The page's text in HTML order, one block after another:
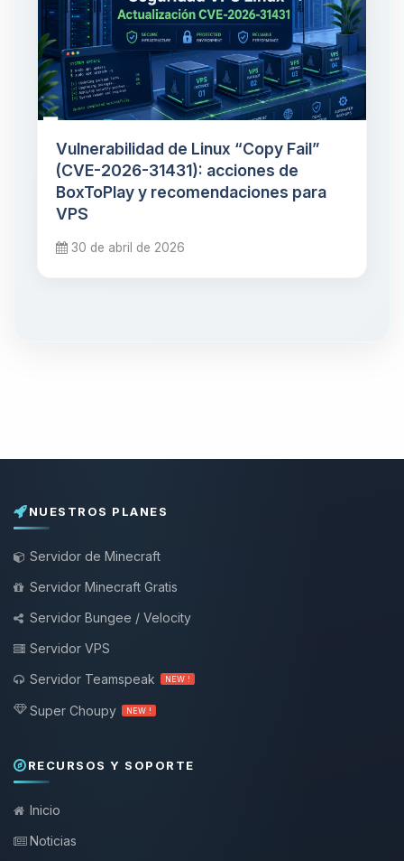
Vulnerabilidad de Linux “Copy Fail”
(CVE-2026-31431): acciones de
BoxToPlay y recomendaciones para
VPS
30 de abril de 2026
NUESTROS PLANES
Servidor de Minecraft
Servidor Minecraft Gratis
Servidor Bungee / Velocity
Servidor VPS
Servidor Teamspeak
NEW !
Super Choupy NEW !
RECURSOS Y SOPORTE
Inicio
Noticias